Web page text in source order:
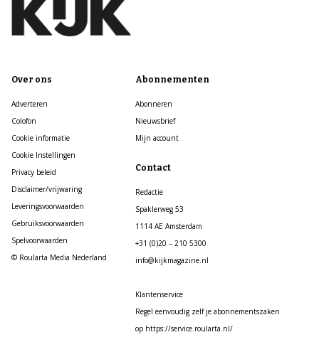
Over ons
Adverteren
Colofon
Cookie informatie
Cookie Instellingen
Privacy beleid
Disclaimer/vrijwaring
Leveringsvoorwaarden
Gebruiksvoorwaarden
Spelvoorwaarden
© Roularta Media Nederland
Abonnementen
Abonneren
Nieuwsbrief
Mijn account
Contact
Redactie
Spaklerweg 53
1114 AE Amsterdam
+31 (0)20 – 210 5300
info@kijkmagazine.nl
Klantenservice
Regel eenvoudig zelf je abonnementszaken
op https://service.roularta.nl/